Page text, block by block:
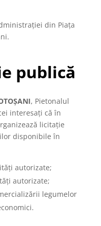
din Piața
publică
, Pietonalul
interesaţi că în
licitaţie
disponibile în
autorizate;
autorizate;
legumelor